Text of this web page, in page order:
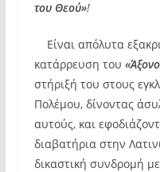
του Θεού»!
Είναι απόλυτα
κατάρρευση του
στήριξή του στους
Πολέμου, δίνοντας
αυτούς, και
διαβατήρια στην
δικαστική συνδρομή